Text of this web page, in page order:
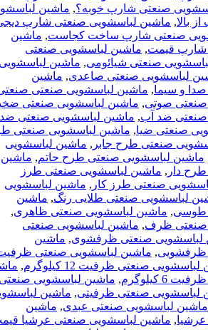
صنعتی شارپ خوبه؟, ماشین
بالا, ماشین لباسشویی صنعتی شارپ
صنعتی شارپ ساخت کجاست, ماشین
شارپ قیمت, ماشین لباسشویی صنعتی
صنعتی شیائومی, ماشین
لباسشویی صنعتی صاعدی, ماشین
و سیما, ماشین لباسشویی صنعتی
صنعتی صوتی, ماشین لباسشویی صنعتی
صنعتی ضد آب, ماشین لباسشویی صنعتی ضد
صنعتی ضیا, ماشین لباسشویی صنعتی
صنعتی طرح جابر , ماشین لباسشویی
ماشین لباسشویی صنعتی طرح حاتم, ماشین
دار , ماشین لباسشویی صنعتی طرز
صنعتی طرز کار , ماشین لباسشویی
لباسشویی صنعتی طلایی رنگ, ماشین
طوسی, ماشین لباسشویی صنعتی ظاهری,
صنعتی ظرف, ماشین لباسشویی صنعتی
لباسشویی صنعتی ظرفشوی, ماشین
ظرفشویی, ماشین لباسشویی صنعتی
صنعتی ظرفیت 12 کیلوگرم ,
کیلوگرم
, ماشین لباسشویی
لباسشویی صنعتی ظرفیتی, ماشین
ماشین لباسشویی صنعتی عبدی, ماشین
, ماشین لباسشویی صنعتی عرشیا